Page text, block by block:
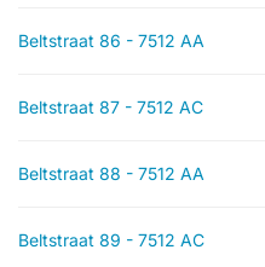
Beltstraat 86 - 7512 AA
Beltstraat 87 - 7512 AC
Beltstraat 88 - 7512 AA
Beltstraat 89 - 7512 AC